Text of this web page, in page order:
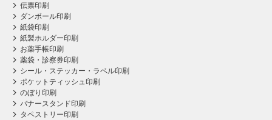
伝票印刷
ダンボール印刷
紙袋印刷
紙製ホルダー印刷
お薬手帳印刷
薬袋・診察券印刷
シール・ステッカー・ラベル印刷
ポケットティッシュ印刷
のぼり印刷
バナースタンド印刷
タペストリー印刷